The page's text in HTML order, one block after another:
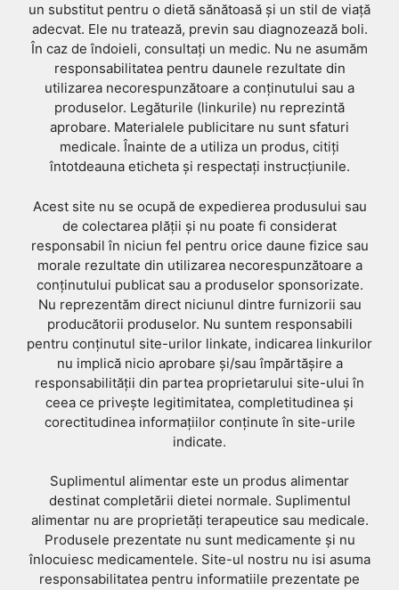
un substitut pentru o dietă sănătoasă și un stil de viață
adecvat. Ele nu tratează, previn sau diagnozează boli.
În caz de îndoieli, consultați un medic. Nu ne asumăm
responsabilitatea pentru daunele rezultate din
utilizarea necorespunzătoare a conținutului sau a
produselor. Legăturile (linkurile) nu reprezintă
aprobare. Materialele publicitare nu sunt sfaturi
medicale. Înainte de a utiliza un produs, citiți
întotdeauna eticheta și respectați instrucțiunile.
Acest site nu se ocupă de expedierea produsului sau
de colectarea plății și nu poate fi considerat
responsabil în niciun fel pentru orice daune fizice sau
morale rezultate din utilizarea necorespunzătoare a
conținutului publicat sau a produselor sponsorizate.
Nu reprezentăm direct niciunul dintre furnizorii sau
producătorii produselor. Nu suntem responsabili
pentru conținutul site-urilor linkate, indicarea linkurilor
nu implică nicio aprobare și/sau împărtășire a
responsabilității din partea proprietarului site-ului în
ceea ce privește legitimitatea, completitudinea și
corectitudinea informațiilor conținute în site-urile
indicate.
Suplimentul alimentar este un produs alimentar
destinat completării dietei normale. Suplimentul
alimentar nu are proprietăți terapeutice sau medicale.
Produsele prezentate nu sunt medicamente și nu
înlocuiesc medicamentele. Site-ul nostru nu isi asuma
responsabilitatea pentru informatiile prezentate pe